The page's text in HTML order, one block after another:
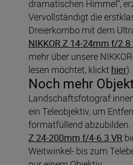
dramatischen Himmel“,
Vervollständigt die
Dreierkombo mit dem
NIKKOR Z 14-24mm f/2.8
mehr über unsere
lesen möchtet, klickt hier).
Noch mehr
ein Teleobjektiv, um
formatfüllend abzubilden.
Z 24-200mm f/4-6.3 VR
Weitwinkel- bis zum